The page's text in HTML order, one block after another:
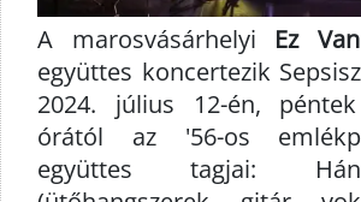
A marosvásárhelyi Ez
együttes koncertezik
2024. július 12-én,
órától az '56-os
együttes tagjai: